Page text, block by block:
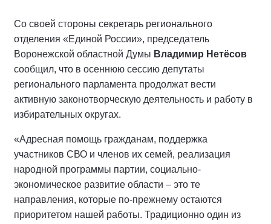
Со своей стороны секретарь регионального
отделения «Единой России», председатель
Воронежской областной Думы Владимир Нетёсов
сообщил, что в осеннюю сессию депутаты
регионального парламента продолжат вести
активную законотворческую деятельность и работу в
избирательных округах.
«Адресная помощь гражданам, поддержка
участников СВО и членов их семей, реализация
народной программы партии, социально-
экономическое развитие области – это те
направления, которые по-прежнему остаются
приоритетом нашей работы. Традиционно один из